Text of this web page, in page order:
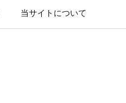
当サイトについて